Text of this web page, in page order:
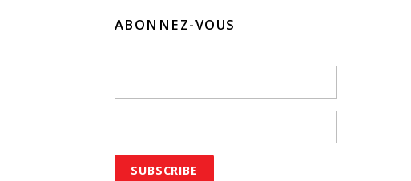
ABONNEZ-VOUS